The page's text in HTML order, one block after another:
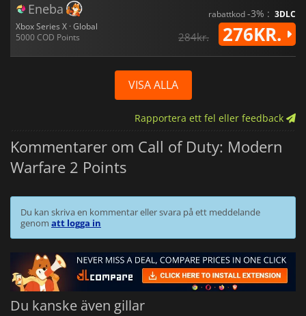
Eneba
Xbox Series X · Global
5000 COD Points
rabattkod-3% : 3DLC
284kr. 276KR.
VISA ALLA
Rapportera ett fel eller feedback
Kommentarer om Call of Duty: Modern
Warfare 2 Points
Du kan skriva en kommentar eller svara på ett meddelande
genom att logga in
Du kanske även gillar